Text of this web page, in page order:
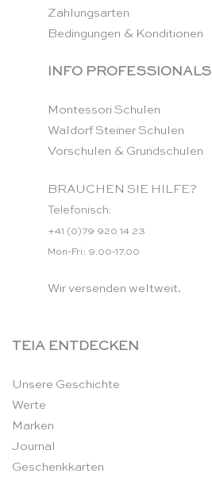
Zahlungsarten
Bedingungen & Konditionen
INFO PROFESSIONALS
Montessori Schulen
Waldorf Steiner Schulen
Vorschulen & Grundschulen
BRAUCHEN SIE HILFE?
Telefonisch:
+41 (0)79 920 14 23
Mon-Fri: 9.00-17.00
Wir versenden weltweit.
TEIA ENTDECKEN
Unsere Geschichte
Werte
Marken
Journal
Geschenkkarten